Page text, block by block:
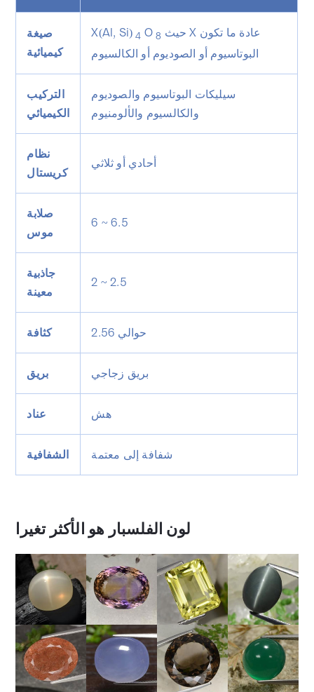
صيغة
كيميائية
X(Al, Si) 4 O 8
البوتاسيوم أو الصوديوم أو الكالسيوم
التركيب
الكيميائي
سيليكات البوتاسيوم والصوديوم
والكالسيوم والألومنيوم
نظام
كريستال
أحادي أو ثلاثي
صلابة
موس
6 ~ 6.5
جاذبية
معينة
2 ~ 2.5
كثافة حوالي 2.56
بريق بريق زجاجي
عناد هش
الشفافية شفافة إلى معتمة
لون الفلسبار هو الأكثر تغيرا